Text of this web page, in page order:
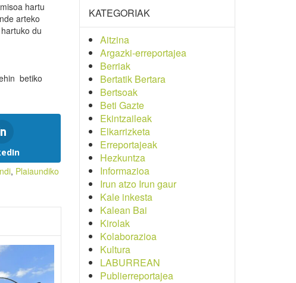
hartu
arteko
du
betiko
, Plaiaundiko
KATEGORIAK
Aitzina
Argazki-erreportajea
Berriak
Bertatik Bertara
Bertsoak
Beti Gazte
Ekintzaileak
Elkarrizketa
Erreportajeak
Hezkuntza
Informazioa
Irun atzo Irun gaur
Kale inkesta
Kalean Bai
Kirolak
Kolaborazioa
Kultura
LABURREAN
Publierreportajea